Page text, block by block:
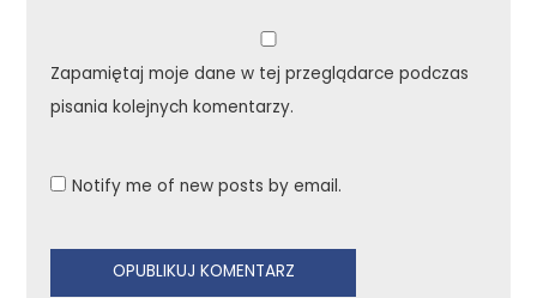
Zapamiętaj moje dane w tej przeglądarce podczas
pisania kolejnych komentarzy.
Notify me of new posts by email.